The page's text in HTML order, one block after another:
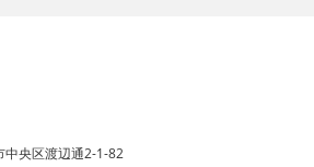
央区渡辺通2-1-82